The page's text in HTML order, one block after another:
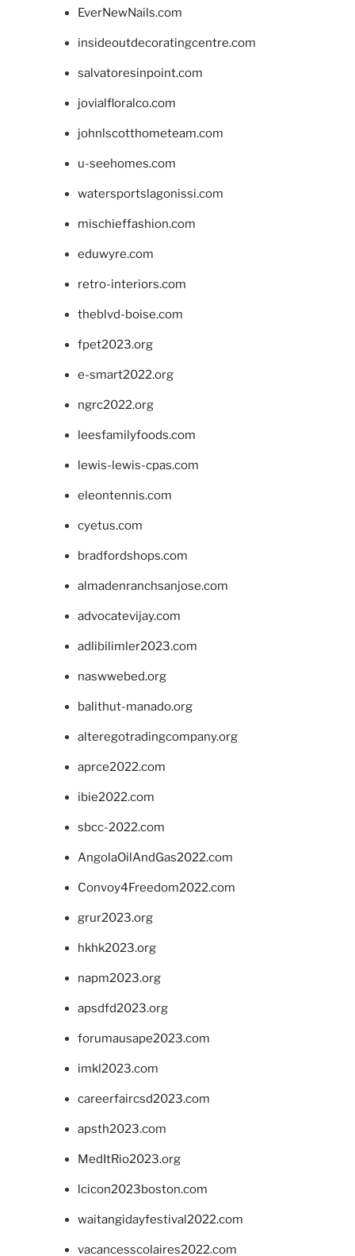
EverNewNails.com
insideoutdecoratingcentre.com
salvatoresinpoint.com
jovialfloralco.com
johnlscotthometeam.com
u-seehomes.com
watersportslagonissi.com
mischieffashion.com
eduwyre.com
retro-interiors.com
theblvd-boise.com
fpet2023.org
e-smart2022.org
ngrc2022.org
leesfamilyfoods.com
lewis-lewis-cpas.com
eleontennis.com
cyetus.com
bradfordshops.com
almadenranchsanjose.com
advocatevijay.com
adlibilimler2023.com
naswwebed.org
balithut-manado.org
alteregotradingcompany.org
aprce2022.com
ibie2022.com
sbcc-2022.com
AngolaOilAndGas2022.com
Convoy4Freedom2022.com
grur2023.org
hkhk2023.org
napm2023.org
apsdfd2023.org
forumausape2023.com
imkl2023.com
careerfaircsd2023.com
apsth2023.com
MedItRio2023.org
lcicon2023boston.com
waitangidayfestival2022.com
vacancesscolaires2022.com